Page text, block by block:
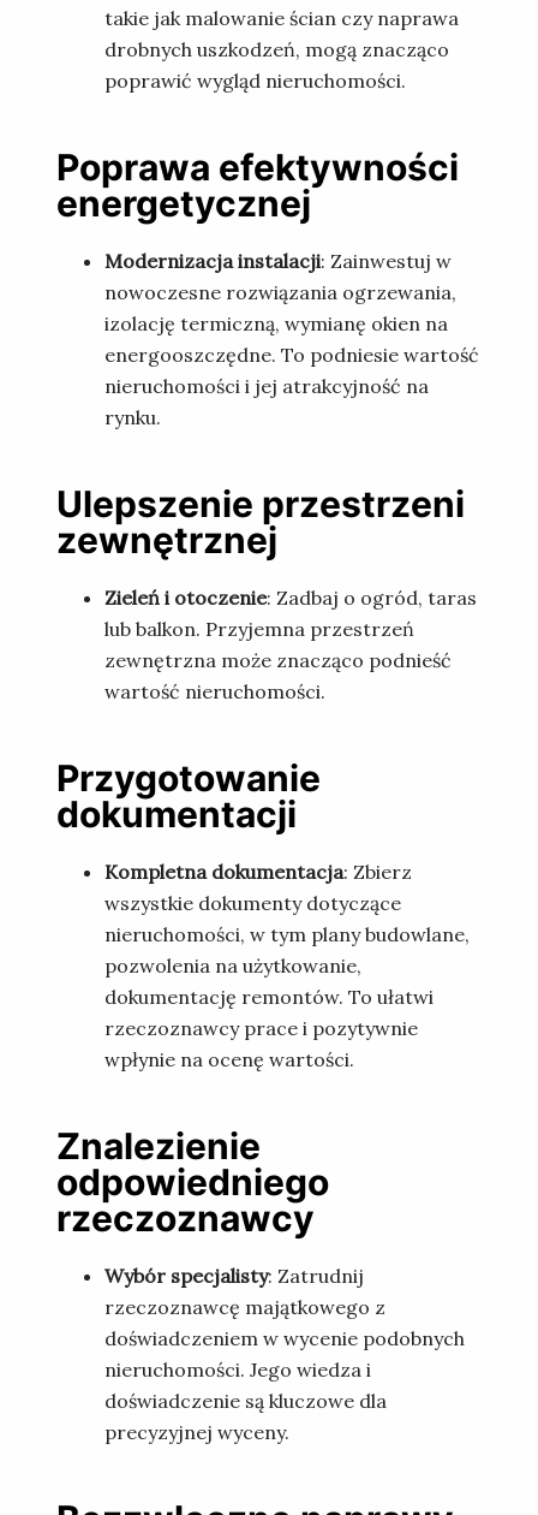
takie jak malowanie ścian czy naprawa
drobnych uszkodzeń, mogą znacząco
poprawić wygląd nieruchomości.
Poprawa efektywności
energetycznej
Modernizacja instalacji: Zainwestuj w
nowoczesne rozwiązania ogrzewania,
izolację termiczną, wymianę okien na
energooszczędne. To podniesie wartość
nieruchomości i jej atrakcyjność na
rynku.
Ulepszenie przestrzeni
zewnętrznej
Zieleń i otoczenie: Zadbaj o ogród, taras
lub balkon. Przyjemna przestrzeń
zewnętrzna może znacząco podnieść
wartość nieruchomości.
Przygotowanie
dokumentacji
Kompletna dokumentacja: Zbierz
wszystkie dokumenty dotyczące
nieruchomości, w tym plany budowlane,
pozwolenia na użytkowanie,
dokumentację remontów. To ułatwi
rzeczoznawcy prace i pozytywnie
wpłynie na ocenę wartości.
Znalezienie
odpowiedniego
rzeczoznawcy
Wybór specjalisty: Zatrudnij
rzeczoznawcę majątkowego z
doświadczeniem w wycenie podobnych
nieruchomości. Jego wiedza i
doświadczenie są kluczowe dla
precyzyjnej wyceny.